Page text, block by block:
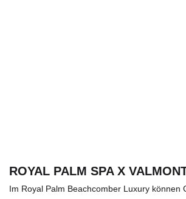
ROYAL PALM SPA X
Im Royal Palm Beachcomber Luxury können